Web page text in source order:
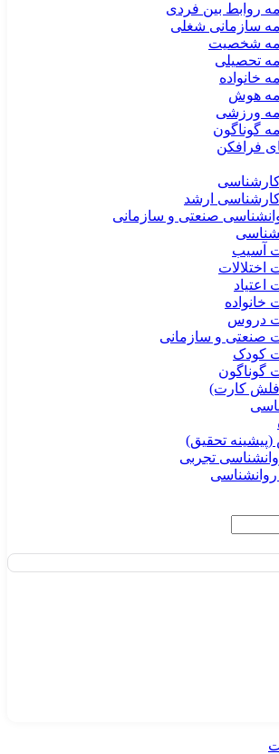
روابط بین فردی
سازمانی شغلی
شخصیت
تحصیلی
خانواده
هوش
ورزشی
گوناگون
فرافکن
ارشد
صنعتی و سازمانی
آسیب
اختلالات
اعتیاد
خانواده
دروس
صنعتی و سازمانی
کودک
گوناگون
کارت)
تحقیق)
تجربی
روانشناسی